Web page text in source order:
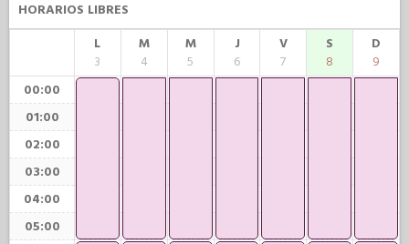
HORARIOS LIBRES
L
3
M
4
M
5
J
6
V
7
S
8
D
9
00:00
01:00
02:00
03:00
04:00
05:00